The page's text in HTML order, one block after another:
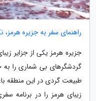
راهنمای سفر به جزیره
جزیره هرمز یکی از جزایر
گردشگرهای بی شماری را
طبیعت گردی در این منطقه
زیبای هرمز را در برنامه